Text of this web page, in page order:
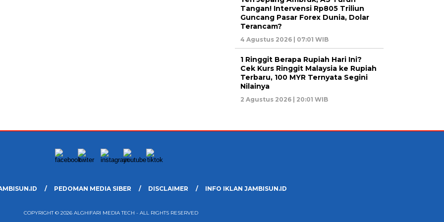
Tangan! Intervensi Rp805 Triliun
Guncang Pasar Forex Dunia, Dolar
Terancam?
4 Agustus 2026 | 07:01 WIB
1 Ringgit Berapa Rupiah Hari Ini?
Cek Kurs Ringgit Malaysia ke Rupiah
Terbaru, 100 MYR Ternyata Segini
Nilainya
2 Agustus 2026 | 20:01 WIB
PEDOMAN MEDIA SIBER DISCLAIMER INFO IKLAN JAMBISUN.ID
COPYRIGHT © 2026 ALGHIFARI MEDIA TECH - ALL RIGHTS RESERVED